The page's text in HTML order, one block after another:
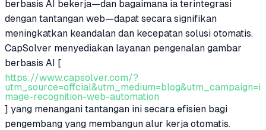
berbasis AI bekerja—dan bagaimana ia terintegrasi
dengan tantangan web—dapat secara signifikan
meningkatkan keandalan dan kecepatan solusi otomatis.
CapSolver menyediakan layanan pengenalan gambar
berbasis AI [
https://www.capsolver.com/?
utm_source=offcial&utm_medium=blog&utm_campaign=i
mage-recognition-web-automation
] yang menangani tantangan ini secara efisien bagi
pengembang yang membangun alur kerja otomatis.